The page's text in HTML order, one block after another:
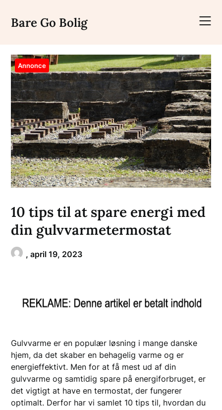
content
Bare Go Bolig
Annonce
10 tips til at spare energi med
din gulvvarmetermostat
,april 19, 2023
Gulvvarme er en populær løsning i mange danske
hjem, da det skaber en behagelig varme og er
energieffektivt. Men for at få mest ud af din
gulvvarme og samtidig spare på energiforbruget, er
det vigtigt at have en termostat, der fungerer
optimalt. Derfor har vi samlet 10 tips til, hvordan du